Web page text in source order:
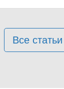
Все статьи